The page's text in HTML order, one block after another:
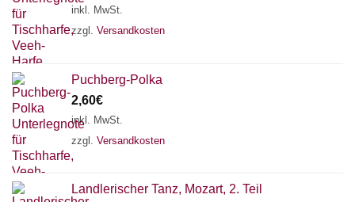
inkl. MwSt.
zzgl. Versandkosten
Puchberg-Polka
2,60€
inkl. MwSt.
zzgl. Versandkosten
Landlerischer Tanz, Mozart, 2. Teil